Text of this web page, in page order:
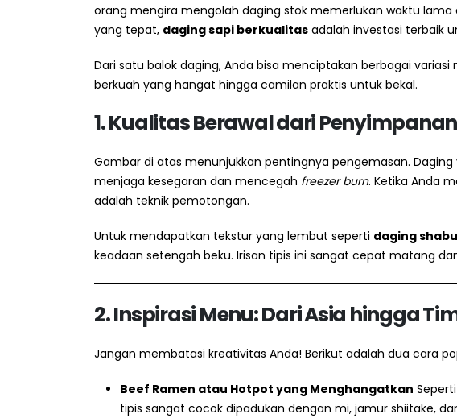
orang mengira mengolah daging stok memerlukan waktu
yang tepat, daging sapi berkualitas adalah investasi terbaik
Dari satu balok daging, Anda bisa menciptakan berbagai
berkuah yang hangat hingga camilan praktis untuk bekal.
1. Kualitas Berawal dari Penyimpanan
Gambar di atas menunjukkan pentingnya pengemasan.
menjaga kesegaran dan mencegah freezer burn. Ketika Anda
adalah teknik pemotongan.
Untuk mendapatkan tekstur yang lembut seperti daging
keadaan setengah beku. Irisan tipis ini sangat cepat matang
2. Inspirasi Menu: Dari Asia hingga
Jangan membatasi kreativitas Anda! Berikut adalah dua cara
Beef Ramen atau Hotpot yang Menghangatkan
tipis sangat cocok dipadukan dengan mi, jamur shiitake,